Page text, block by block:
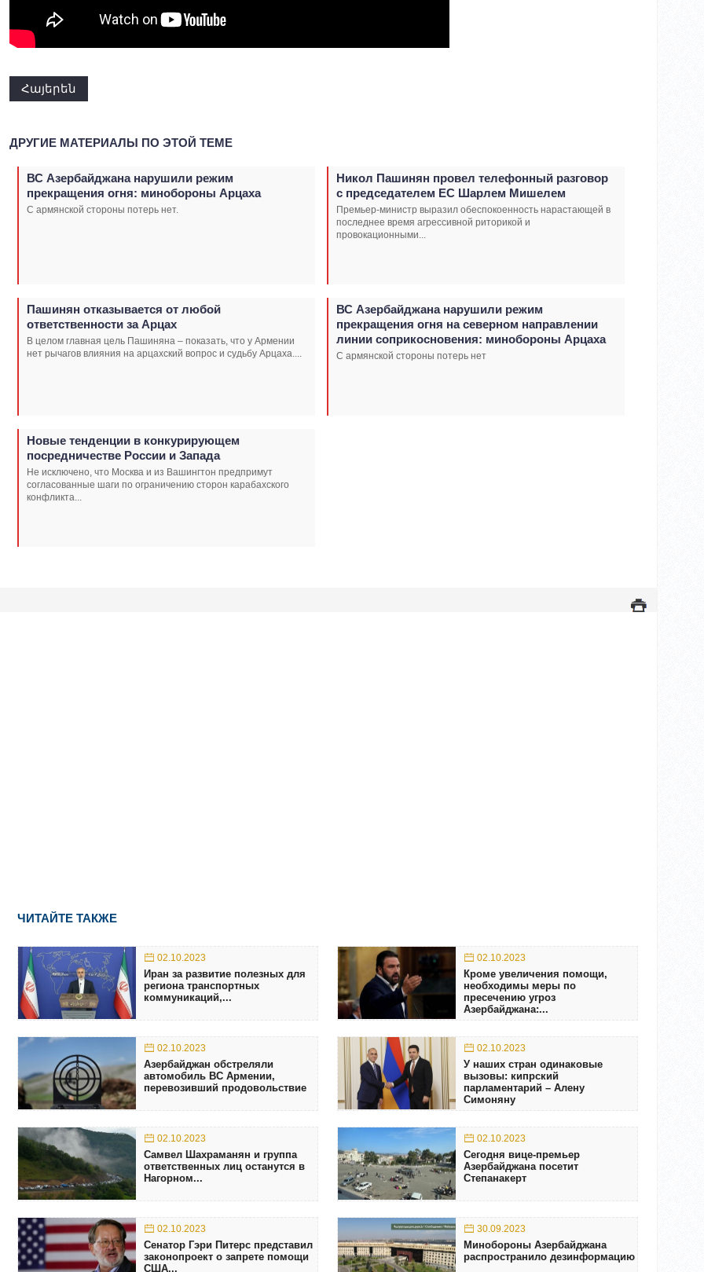
Հայերեն
ДРУГИЕ МАТЕРИАЛЫ ПО ЭТОЙ ТЕМЕ
ВС Азербайджана нарушили режим
прекращения огня: минобороны Арцаха
С армянской стороны потерь нет.
Никол Пашинян провел телефонный разговор
с председателем ЕС Шарлем Мишелем
Премьер-министр выразил обеспокоенность нарастающей в
последнее время агрессивной риторикой и
провокационными...
Пашинян отказывается от любой
ответственности за Арцах
В целом главная цель Пашиняна – показать, что у Армении
нет рычагов влияния на арцахский вопрос и судьбу Арцаха....
ВС Азербайджана нарушили режим
прекращения огня на северном направлении
линии соприкосновения: минобороны Арцаха
С армянской стороны потерь нет
Новые тенденции в конкурирующем
посредничестве России и Запада
Не исключено, что Москва и из Вашингтон предпримут
согласованные шаги по ограничению сторон карабахского
конфликта...
ЧИТАЙТЕ ТАКЖЕ
02.10.2023
Иран за развитие полезных для
региона транспортных
коммуникаций,...
02.10.2023
Кроме увеличения помощи,
необходимы меры по
пресечению угроз
Азербайджана:...
02.10.2023
Азербайджан обстреляли
автомобиль ВС Армении,
перевозивший продовольствие
02.10.2023
У наших стран одинаковые
вызовы: кипрский
парламентарий – Алену
Симоняну
02.10.2023
Самвел Шахраманян и группа
ответственных лиц останутся в
Нагорном...
02.10.2023
Сегодня вице-премьер
Азербайджана посетит
Степанакерт
02.10.2023
Сенатор Гэри Питерс представил
законопроект о запрете помощи
США...
30.09.2023
Минобороны Азербайджана
распространило дезинформацию